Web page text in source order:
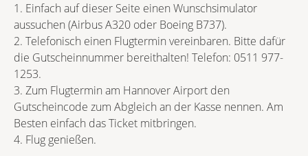
1. Einfach auf dieser Seite einen Wunschsimulator
aussuchen (Airbus A320 oder Boeing B737).
2. Telefonisch einen Flugtermin vereinbaren. Bitte dafür
die Gutscheinnummer bereithalten! Telefon: 0511 977-
1253.
3. Zum Flugtermin am Hannover Airport den
Gutscheincode zum Abgleich an der Kasse nennen. Am
Besten einfach das Ticket mitbringen.
4. Flug genießen.